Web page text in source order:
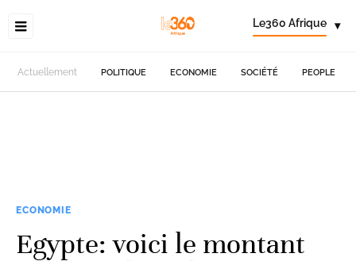
Le360 Afrique ▾
Actuellement POLITIQUE ECONOMIE SOCIÉTÉ PEOPLE
ECONOMIE
Egypte: voici le montant